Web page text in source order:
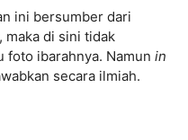
ini bersumber dari
maka di sini tidak
foto ibarahnya. Namun in
secara ilmiah.